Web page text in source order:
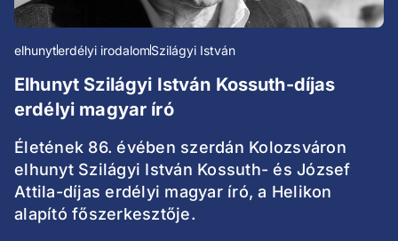
elhunyterdélyi irodalomSzilágyi István
Elhunyt Szilágyi István Kossuth-díjas
erdélyi magyar író
Életének 86. évében szerdán Kolozsváron
elhunyt Szilágyi István Kossuth- és József
Attila-díjas erdélyi magyar író, a Helikon
alapító főszerkesztője.